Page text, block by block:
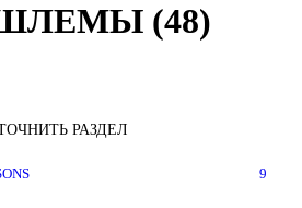
ШЛЕМЫ (48)
РАЗДЕЛ
9